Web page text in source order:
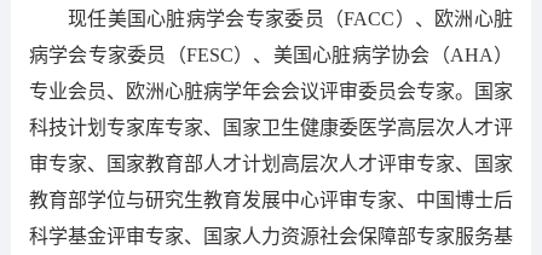
现任美国心脏病学会专家委员（FACC）、欧洲心脏
病学会专家委员（FESC）、美国心脏病学协会（AHA）
专业会员、欧洲心脏病学年会会议评审委员会专家。国家
科技计划专家库专家、国家卫生健康委医学高层次人才评
审专家、国家教育部人才计划高层次人才评审专家、国家
教育部学位与研究生教育发展中心评审专家、中国博士后
科学基金评审专家、国家人力资源社会保障部专家服务基